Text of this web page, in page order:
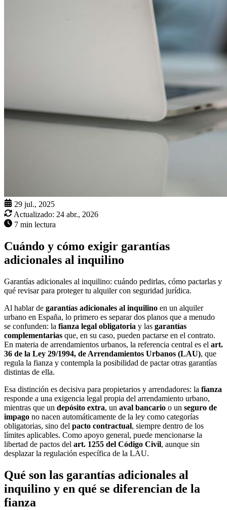
29 jul., 2025
Actualizado: 24 abr., 2026
7 min lectura
Cuándo y cómo exigir garantías
adicionales al inquilino
Garantías adicionales al inquilino: cuándo pedirlas, cómo pactarlas y
qué revisar para proteger tu alquiler con seguridad jurídica.
Al hablar de garantías adicionales al inquilino en un alquiler
urbano en España, lo primero es separar dos planos que a menudo
se confunden: la fianza legal obligatoria y las garantías
complementarias que, en su caso, pueden pactarse en el contrato.
En materia de arrendamientos urbanos, la referencia central es el art.
36 de la Ley 29/1994, de Arrendamientos Urbanos (LAU), que
regula la fianza y contempla la posibilidad de pactar otras garantías
distintas de ella.
Esa distinción es decisiva para propietarios y arrendadores: la fianza
responde a una exigencia legal propia del arrendamiento urbano,
mientras que un depósito extra, un aval bancario o un seguro de
impago no nacen automáticamente de la ley como categorías
obligatorias, sino del pacto contractual, siempre dentro de los
límites aplicables. Como apoyo general, puede mencionarse la
libertad de pactos del art. 1255 del Código Civil, aunque sin
desplazar la regulación específica de la LAU.
Qué son las garantías adicionales al
inquilino y en qué se diferencian de la
fianza